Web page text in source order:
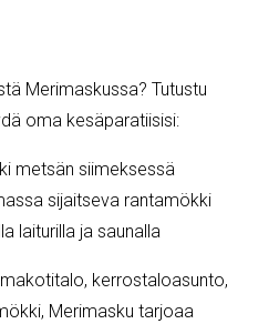
Merimaskussa? Tutustu
oma kesäparatiisisi:
metsän siimeksessä
sijaitseva rantamökki
laiturilla ja saunalla
kerrostaloasunto,
Merimasku tarjoaa